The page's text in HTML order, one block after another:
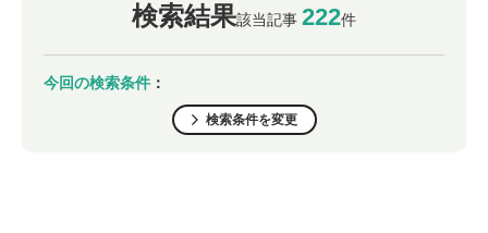
検索結果該当記事 222件
今回の検索条件 ：
検索条件を変更